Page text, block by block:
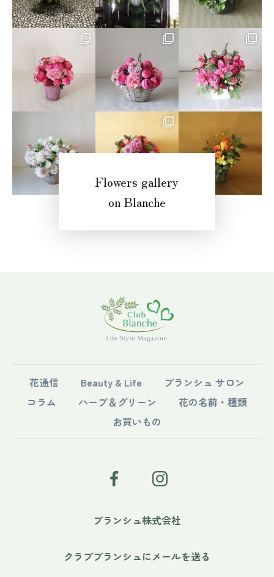
Flowers gallery
on Blanche
花通信 Beauty & Life
ブランシュ サロン
コラム
ハーブ＆グリーン
花の名前・種類
お買いもの
ブランシュ株式会社
クラブブランシュにメールを送る